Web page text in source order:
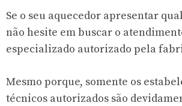
Se o seu aquecedor apresentar
não hesite em buscar o
especializado autorizado pela
Mesmo porque, somente os
técnicos autorizados são